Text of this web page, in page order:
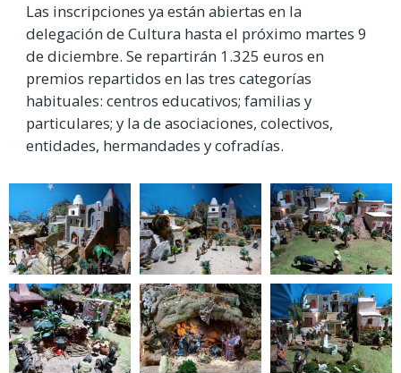
Las inscripciones ya están abiertas en la
delegación de Cultura hasta el próximo martes 9
de diciembre. Se repartirán 1.325 euros en
premios repartidos en las tres categorías
habituales: centros educativos; familias y
particulares; y la de asociaciones, colectivos,
entidades, hermandades y cofradías.